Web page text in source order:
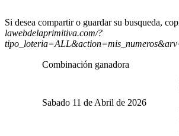
Si desea compartir o guardar su busqueda,
lawebdelaprimitiva.com/?
Combinación ganadora
Sabado 11 de Abril de 2026